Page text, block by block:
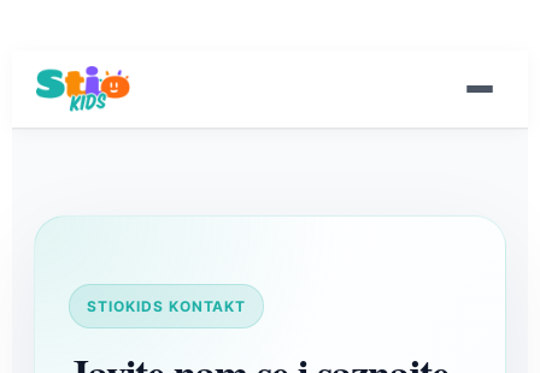
STIOKIDS KONTAKT